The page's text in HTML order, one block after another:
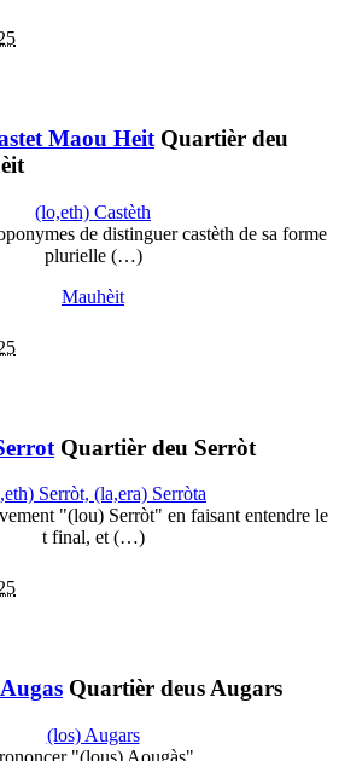
Maou Heit Quartièr deu
(lo,eth) Castèth
de distinguer castèth de sa forme
plurielle (…)
Mauhèit
Quartièr deu Serròt
Serròt, (la,era) Serròta
"(lou) Serròt" en faisant entendre le
t final, et (…)
Quartièr deus Augars
(los) Augars
"(lous) Aougàs".